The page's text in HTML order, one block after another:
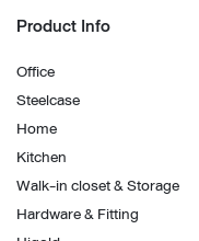
Product Info
Office
Steelcase
Home
Kitchen
Walk-in closet & Storage
Hardware & Fitting